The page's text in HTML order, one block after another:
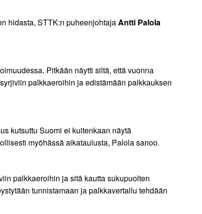
hidasta, STTK:n puheenjohtajaAntti Palola
Pitkään näytti siltä, että vuonna
palkkaeroihin ja edistämään palkkauksen
kutsuttu Suomi ei kuitenkaan näytä
myöhässä aikataulusta, Palola sanoo.
palkkaeroihin ja sitä kautta sukupuolten
tunnistamaan ja palkkavertailu tehdään